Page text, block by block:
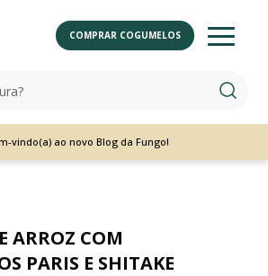
COMPRAR COGUMELOS
vindo(a) ao novo Blog da Fungo!
ARROZ COM
PARIS E SHITAKE